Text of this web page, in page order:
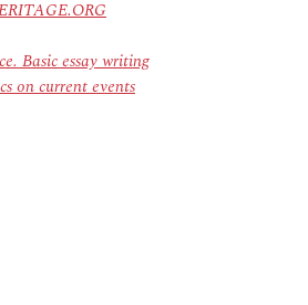
Basic essay writing
on current events